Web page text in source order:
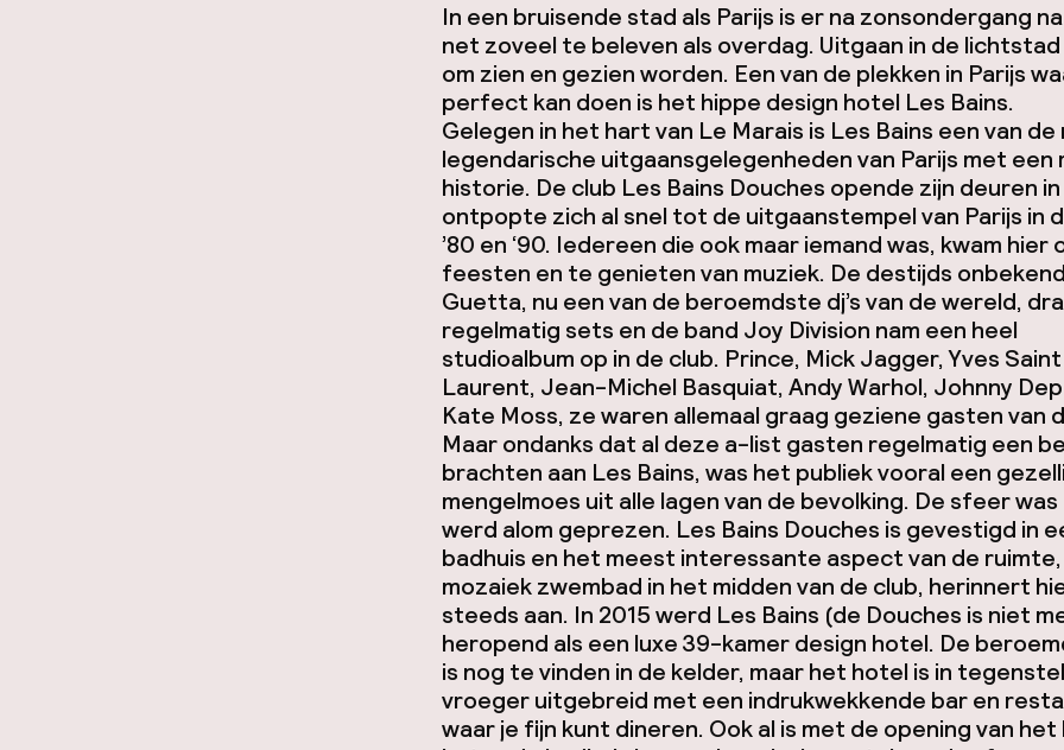
In een bruisende stad als Parijs is er na zonsondergang
net zoveel te beleven als overdag. Uitgaan in de
om zien en gezien worden. Een van de plekken in Parijs
perfect kan doen is het hippe design hotel Les Bains.
Gelegen in het hart van Le Marais is Les Bains een van
legendarische uitgaansgelegenheden van Parijs met een
historie. De club Les Bains Douches opende zijn deuren in
ontpopte zich al snel tot de uitgaanstempel van Parijs in
’80 en ‘90. Iedereen die ook maar iemand was, kwam hier
feesten en te genieten van muziek. De destijds
Guetta, nu een van de beroemdste dj’s van de wereld,
regelmatig sets en de band Joy Division nam een heel
studioalbum op in de club. Prince, Mick Jagger, Yves Saint
Laurent, Jean-Michel Basquiat, Andy Warhol, Johnny
Kate Moss, ze waren allemaal graag geziene gasten van
Maar ondanks dat al deze a-list gasten regelmatig een
brachten aan Les Bains, was het publiek vooral een
mengelmoes uit alle lagen van de bevolking. De sfeer was
werd alom geprezen. Les Bains Douches is gevestigd in
badhuis en het meest interessante aspect van de
mozaiek zwembad in het midden van de club, herinnert
steeds aan. In 2015 werd Les Bains (de Douches is niet
heropend als een luxe 39-kamer design hotel. De
is nog te vinden in de kelder, maar het hotel is in
vroeger uitgebreid met een indrukwekkende bar en
waar je fijn kunt dineren. Ook al is met de opening van